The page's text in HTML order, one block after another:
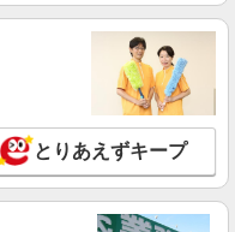
務（フルタイム）
〜1,250円（資格・経験によ
区厚別中央
詳細を見る
とりあえずキープ